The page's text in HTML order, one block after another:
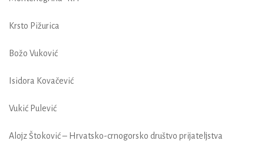
Krsto Pižurica
Božo Vuković
Isidora Kovačević
Vukić Pulević
Alojz Štoković – Hrvatsko-crnogorsko društvo prijateljstva